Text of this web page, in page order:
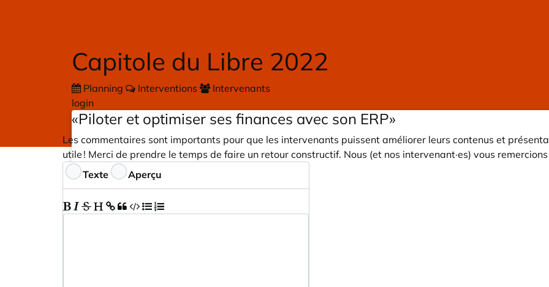
Capitole du Libre 2022
Planning Interventions
Intervenants
login
«Piloter et optimiser ses finances avec son ERP»
Les commentaires sont importants pour que les intervenants puissent améliorer leurs contenus et
utile ! Merci de prendre le temps de faire un retour constructif. Nous (et nos intervenant·es) vous
Commentaires
Texte Aperçu